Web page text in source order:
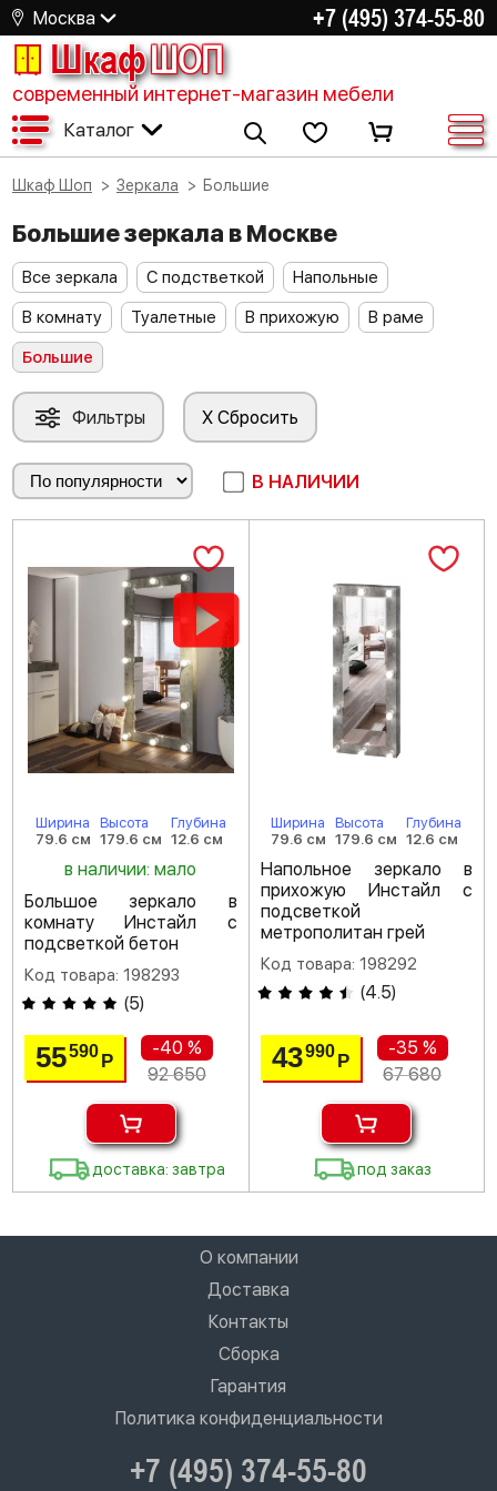
Москва +7 (495) 374-55-80
ШкафШОП
современный интернет-магазин мебели
Каталог
Шкаф Шоп Зеркала Большие
Большие зеркала в Москве
Все зеркала С подстветкой
Напольные
В комнату
Туалетные В прихожую
В раме
Большие
Фильтры X Сбросить
В НАЛИЧИИ
Ширина
79.6 см
Высота
179.6 см
Глубина
12.6 см
в наличии: мало
Большое зеркало в
комнату Инстайл с
подсветкой бетон
Код товара: 198293
(5)
55590Р
-40 %
92 650
доставка: завтра
Ширина
79.6 см
Высота
179.6 см
Глубина
12.6 см
Напольное зеркало в
прихожую Инстайл с
подсветкой
метрополитан грей
Код товара: 198292
(4.5)
43990 Р
-35 %
67 680
под заказ
О компании
Доставка
Контакты
Сборка
Гарантия
Политика конфиденциальности
+7 (495) 374-55-80